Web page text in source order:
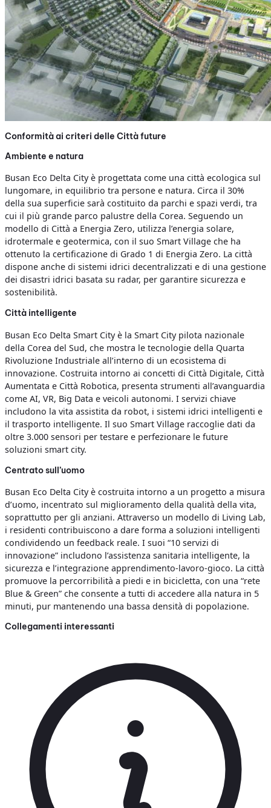
Conformità ai criteri delle Città future
Ambiente e natura
Busan Eco Delta City è progettata come una città ecologica sul
lungomare, in equilibrio tra persone e natura. Circa il 30%
della sua superficie sarà costituito da parchi e spazi verdi, tra
cui il più grande parco palustre della Corea. Seguendo un
modello di Città a Energia Zero, utilizza l’energia solare,
idrotermale e geotermica, con il suo Smart Village che ha
ottenuto la certificazione di Grado 1 di Energia Zero. La città
dispone anche di sistemi idrici decentralizzati e di una gestione
dei disastri idrici basata su radar, per garantire sicurezza e
sostenibilità.
Città intelligente
Busan Eco Delta Smart City è la Smart City pilota nazionale
della Corea del Sud, che mostra le tecnologie della Quarta
Rivoluzione Industriale all’interno di un ecosistema di
innovazione. Costruita intorno ai concetti di Città Digitale, Città
Aumentata e Città Robotica, presenta strumenti all’avanguardia
come AI, VR, Big Data e veicoli autonomi. I servizi chiave
includono la vita assistita da robot, i sistemi idrici intelligenti e
il trasporto intelligente. Il suo Smart Village raccoglie dati da
oltre 3.000 sensori per testare e perfezionare le future
soluzioni smart city.
Centrato sull’uomo
Busan Eco Delta City è costruita intorno a un progetto a misura
d’uomo, incentrato sul miglioramento della qualità della vita,
soprattutto per gli anziani. Attraverso un modello di Living Lab,
i residenti contribuiscono a dare forma a soluzioni intelligenti
condividendo un feedback reale. I suoi “10 servizi di
innovazione” includono l’assistenza sanitaria intelligente, la
sicurezza e l’integrazione apprendimento-lavoro-gioco. La città
promuove la percorribilità a piedi e in bicicletta, con una “rete
Blue & Green” che consente a tutti di accedere alla natura in 5
minuti, pur mantenendo una bassa densità di popolazione.
Collegamenti interessanti